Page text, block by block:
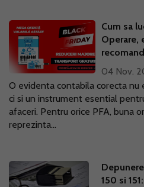
Cum sa
Operare,
04 Nov.
O evidenta contabila corecta nu
ci si un instrument esential
afaceri. Pentru orice PFA, buna
reprezinta...
150 si